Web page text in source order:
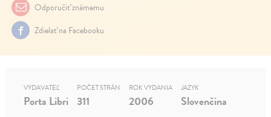
Odporučiť známemu
Zdielať na Facebooku
VYDAVATEĽ
Porta Libri
POČET STRÁN
311
ROK VYDANIA
2006
JAZYK
Slovenčina